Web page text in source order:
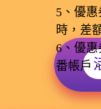
5、優
時，差
6、優
番帳戶